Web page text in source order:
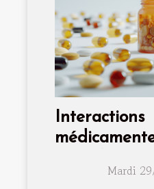
Interactions
votre bien-
Mardi